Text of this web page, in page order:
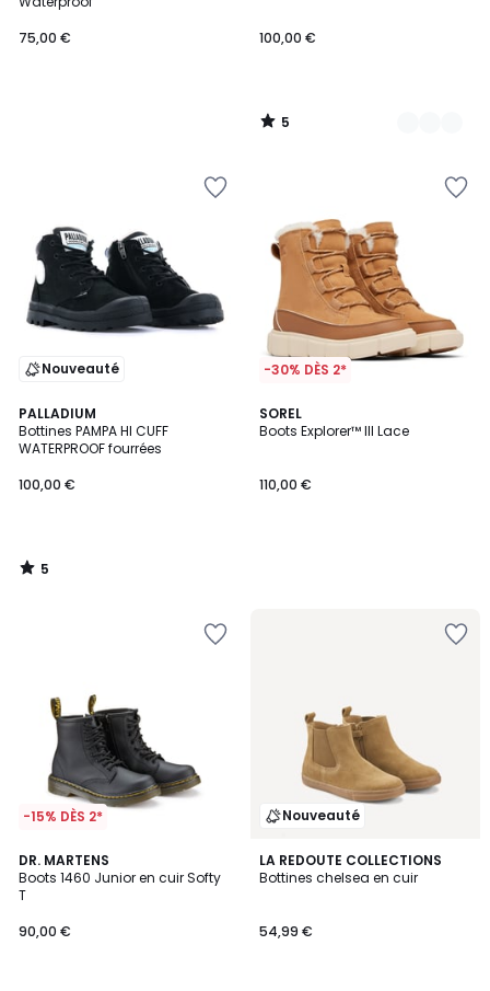
75,00 €
100,00 €
5
/
Nouveauté
PALLADIUM
Bottines PAMPA HI CUFF
WATERPROOF fourrées
100,00 €
5
/
5
5
/
-30% DÈS 2*
SOREL
Boots Explorer™ III Lace
110,00 €
-15% DÈS 2*
DR. MARTENS
Boots 1460 Junior en cuir Softy
T
90,00 €
4,4
/ 5
Nouveauté
LA REDOUTE COLLECTIONS
Bottines chelsea en cuir
54,99 €